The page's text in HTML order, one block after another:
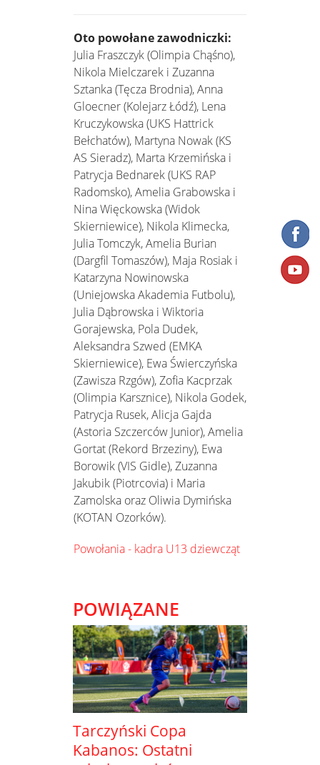
Oto powołane zawodniczki:
Julia Fraszczyk (Olimpia Chąśno),
Nikola Mielczarek i Zuzanna
Sztanka (Tęcza Brodnia), Anna
Gloecner (Kolejarz Łódź), Lena
Kruczykowska (UKS Hattrick
Bełchatów), Martyna Nowak (KS
AS Sieradz), Marta Krzemińska i
Patrycja Bednarek (UKS RAP
Radomsko), Amelia Grabowska i
Nina Więckowska (Widok
Skierniewice), Nikola Klimecka,
Julia Tomczyk, Amelia Burian
(Dargfil Tomaszów), Maja Rosiak i
Katarzyna Nowinowska
(Uniejowska Akademia Futbolu),
Julia Dąbrowska i Wiktoria
Gorajewska, Pola Dudek,
Aleksandra Szwed (EMKA
Skierniewice), Ewa Świerczyńska
(Zawisza Rzgów), Zofia Kacprzak
(Olimpia Karsznice), Nikola Godek,
Patrycja Rusek, Alicja Gajda
(Astoria Szczerców Junior), Amelia
Gortat (Rekord Brzeziny), Ewa
Borowik (VIS Gidle), Zuzanna
Jakubik (Piotrcovia) i Maria
Zamolska oraz Oliwia Dymińska
(KOTAN Ozorków).
Powołania - kadra U13 dziewcząt
POWIĄZANE
Tarczyński Copa
Kabanos: Ostatni